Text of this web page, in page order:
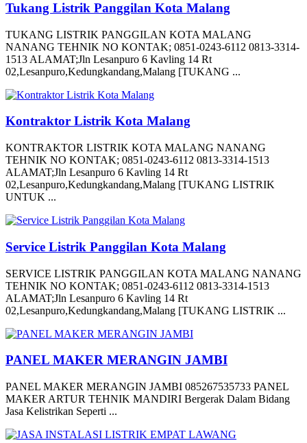
Tukang Listrik Panggilan Kota Malang
TUKANG LISTRIK PANGGILAN KOTA MALANG
NANANG TEHNIK NO KONTAK; 0851-0243-6112 0813-3314-
1513 ALAMAT;Jln Lesanpuro 6 Kavling 14 Rt
02,Lesanpuro,Kedungkandang,Malang [TUKANG ...
Kontraktor Listrik Kota Malang
KONTRAKTOR LISTRIK KOTA MALANG NANANG
TEHNIK NO KONTAK; 0851-0243-6112 0813-3314-1513
ALAMAT;Jln Lesanpuro 6 Kavling 14 Rt
02,Lesanpuro,Kedungkandang,Malang [TUKANG LISTRIK
UNTUK ...
Service Listrik Panggilan Kota Malang
SERVICE LISTRIK PANGGILAN KOTA MALANG NANANG
TEHNIK NO KONTAK; 0851-0243-6112 0813-3314-1513
ALAMAT;Jln Lesanpuro 6 Kavling 14 Rt
02,Lesanpuro,Kedungkandang,Malang [TUKANG LISTRIK ...
PANEL MAKER MERANGIN JAMBI
PANEL MAKER MERANGIN JAMBI 085267535733 PANEL
MAKER ARTUR TEHNIK MANDIRI Bergerak Dalam Bidang
Jasa Kelistrikan Seperti ...